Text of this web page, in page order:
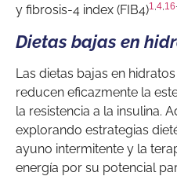
y fibrosis-4 index (FIB4)1,4,16
Dietas bajas en
Las dietas bajas en
reducen eficazmente la
la resistencia a la insulina.
explorando estrategias
ayuno intermitente y la
energía por su potencial